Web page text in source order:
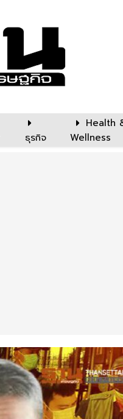
ธุรกิจ
Health
Wellness